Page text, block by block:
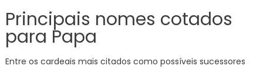
Principais nomes cotados
para Papa
Entre os cardeais mais citados como possíveis sucessores